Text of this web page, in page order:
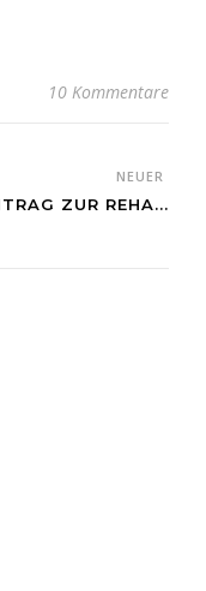
10 Kommentare
NEUER
ZUR REHA...